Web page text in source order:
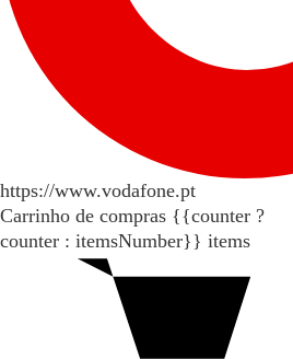
https://www.vodafone.pt
Carrinho de compras {{counter ?
counter : itemsNumber}} items